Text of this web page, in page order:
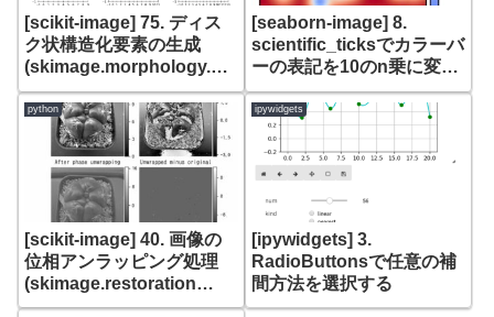
[scikit-image] 75. ディス
ク状構造化要素の生成
(skimage.morphology.dis
k)
[seaborn-image] 8.
scientific_ticksでカラーバ
ーの表記を10のn乗に変更
して表示
python
[scikit-image] 40. 画像の
位相アンラッピング処理
(skimage.restoration
unwrap_phase)
ipywidgets
[ipywidgets] 3.
RadioButtonsで任意の補
間方法を選択する